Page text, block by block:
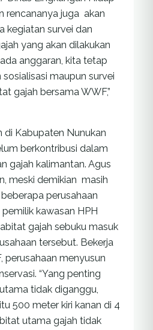
rencananya juga akan
kegiatan survei dan
yang akan dilakukan
anggaran, kita tetap
maupun survei
gajah bersama WWF,”
di Kabupaten Nunukan
berkontribusi dalam
gajah kalimantan. Agus
meski demikian masih
perusahaan
kawasan HPH
gajah sebuku masuk
tersebut. Bekerja
perusahaan menyusun
“Yang penting
tidak diganggu,
500 meter kiri kanan di 4
utama gajah tidak